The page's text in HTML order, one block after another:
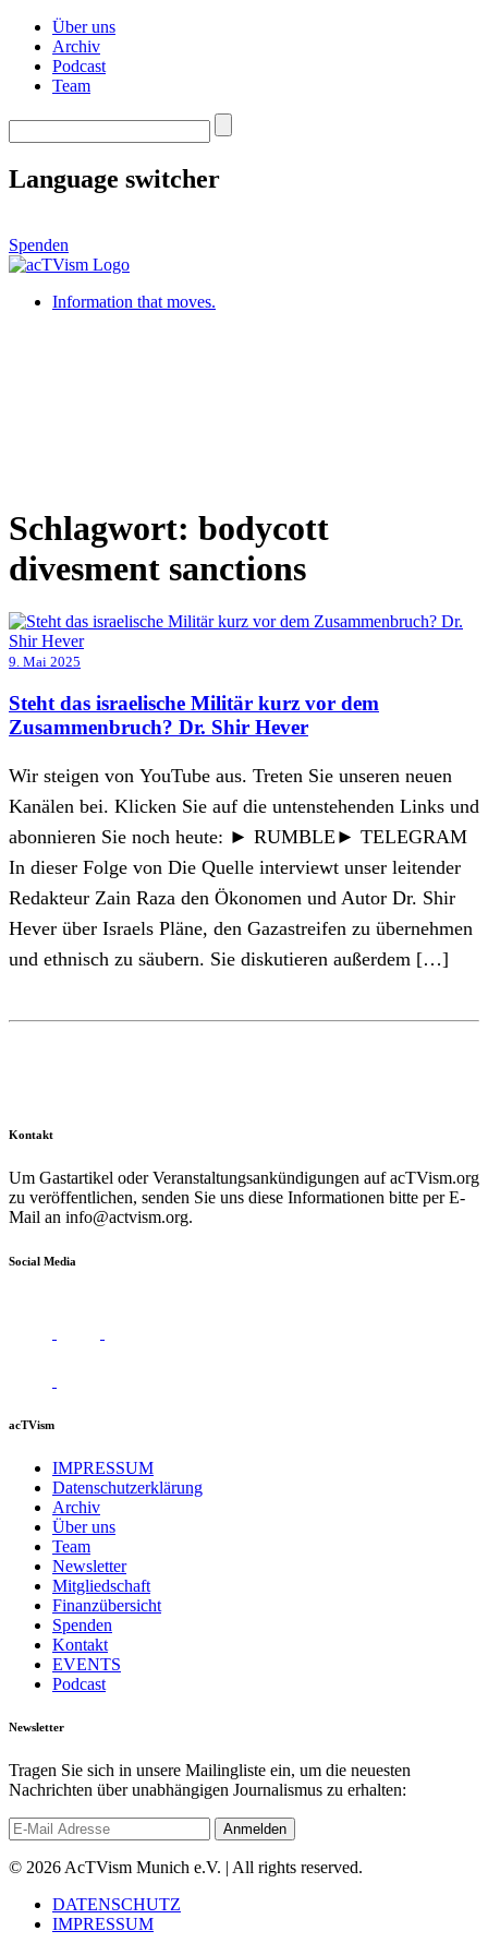
Über uns
Archiv
Podcast
Team
Language switcher
Spenden
Information that moves.
Schlagwort: bodycott
divesment sanctions
9. Mai 2025
Steht das israelische Militär kurz vor dem
Zusammenbruch? Dr. Shir Hever
Wir steigen von YouTube aus. Treten Sie unseren neuen
Kanälen bei. Klicken Sie auf die untenstehenden Links und
abonnieren Sie noch heute: ► RUMBLE► TELEGRAM
In dieser Folge von Die Quelle interviewt unser leitender
Redakteur Zain Raza den Ökonomen und Autor Dr. Shir
Hever über Israels Pläne, den Gazastreifen zu übernehmen
und ethnisch zu säubern. Sie diskutieren außerdem […]
Kontakt
Um Gastartikel oder Veranstaltungsankündigungen auf acTVism.org
zu veröffentlichen, senden Sie uns diese Informationen bitte per E-
Mail an info@actvism.org.
Social Media
acTVism
IMPRESSUM
Datenschutzerklärung
Archiv
Über uns
Team
Newsletter
Mitgliedschaft
Finanzübersicht
Spenden
Kontakt
EVENTS
Podcast
Newsletter
Tragen Sie sich in unsere Mailingliste ein, um die neuesten
Nachrichten über unabhängigen Journalismus zu erhalten:
© 2026 AcTVism Munich e.V. | All rights reserved.
DATENSCHUTZ
IMPRESSUM